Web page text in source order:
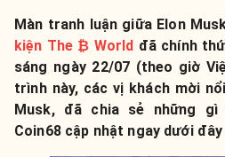
Màn tranh luận giữa Elon
kiện The ₿ World đã chính
sáng ngày 22/07 (theo giờ
trình này, các vị khách mời
Musk, đã chia sẻ những gì
Coin68 cập nhật ngay dưới đây